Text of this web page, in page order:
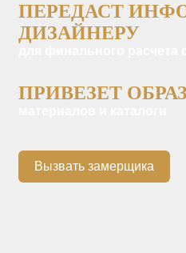
ПЕРЕДАСТ
ДИЗАЙНЕРУ
ПРИВЕЗЕТ
Вызвать замерщика